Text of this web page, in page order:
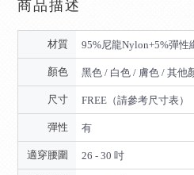
商品描述
材質 95%尼龍Nylon+5%彈性
顏色 黑色 / 白色 / 膚色 / 其他
尺寸 FREE（請參考尺寸表）
彈性 有
適穿腰圍 26 - 30 吋